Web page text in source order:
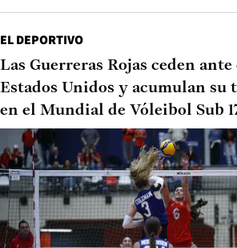
EL DEPORTIVO
Las Guerreras Rojas ceden
Estados Unidos y acumulan su
en el Mundial de Vóleibol Sub